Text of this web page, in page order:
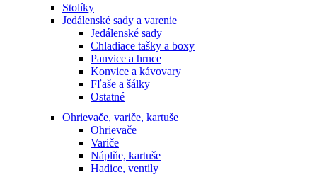
Stolíky
Jedálenské sady a varenie
Jedálenské sady
Chladiace tašky a boxy
Panvice a hrnce
Konvice a kávovary
Fľaše a šálky
Ostatné
Ohrievače, variče, kartuše
Ohrievače
Variče
Náplňe, kartuše
Hadice, ventily